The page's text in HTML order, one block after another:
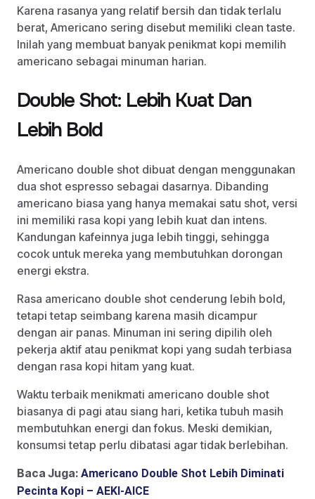
Karena rasanya yang relatif bersih dan tidak terlalu
berat, Americano sering disebut memiliki clean taste.
Inilah yang membuat banyak penikmat kopi memilih
americano sebagai minuman harian.
Double Shot: Lebih Kuat Dan
Lebih Bold
Americano double shot dibuat dengan menggunakan
dua shot espresso sebagai dasarnya. Dibanding
americano biasa yang hanya memakai satu shot, versi
ini memiliki rasa kopi yang lebih kuat dan intens.
Kandungan kafeinnya juga lebih tinggi, sehingga
cocok untuk mereka yang membutuhkan dorongan
energi ekstra.
Rasa americano double shot cenderung lebih bold,
tetapi tetap seimbang karena masih dicampur
dengan air panas. Minuman ini sering dipilih oleh
pekerja aktif atau penikmat kopi yang sudah terbiasa
dengan rasa kopi hitam yang kuat.
Waktu terbaik menikmati americano double shot
biasanya di pagi atau siang hari, ketika tubuh masih
membutuhkan energi dan fokus. Meski demikian,
konsumsi tetap perlu dibatasi agar tidak berlebihan.
Baca Juga: Americano Double Shot Lebih Diminati
Pecinta Kopi – AEKI-AICE